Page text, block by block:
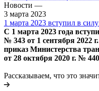
Новости —
3 марта 2023
1 марта 2023 вступил в
С 1 марта 2023 года
№ 343 от 1 сентября 2022
приказ Министерства
от 28 октября 2020 г. №
Рассказываем, что это